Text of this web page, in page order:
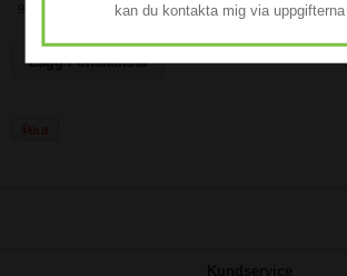
Lägg i önskelista
kan du kontakta mig via uppgifterna